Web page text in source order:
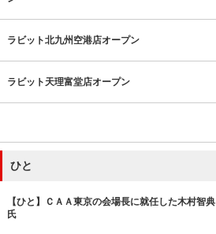
ラビット北九州空港店オープン
ラビット天理富堂店オープン
ひと
【ひと】ＣＡＡ東京の会場長に就任した木村智典
氏